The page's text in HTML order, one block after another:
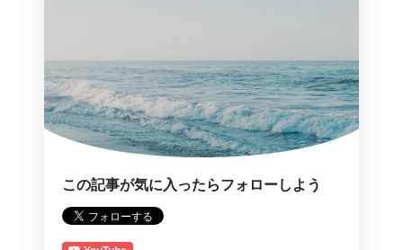
この記事が気に入ったらフォローしよう